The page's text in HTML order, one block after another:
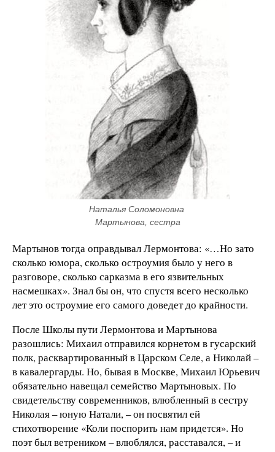
Наталья Соломоновна
Мартынова, сестра
Мартынов тогда оправдывал Лермонтова: «…Но зато
сколько юмора, сколько остроумия было у него в
разговоре, сколько сарказма в его язвительных
насмешках». Знал бы он, что спустя всего несколько
лет это остроумие его самого доведет до крайности.
После Школы пути Лермонтова и Мартынова
разошлись: Михаил отправился корнетом в гусарский
полк, расквартированный в Царском Селе, а Николай –
в кавалергарды. Но, бывая в Москве, Михаил Юрьевич
обязательно навещал семейство Мартыновых. По
свидетельству современников, влюбленный в сестру
Николая – юную Натали, – он посвятил ей
стихотворение «Коли поспорить нам придется». Но
поэт был ветреником – влюблялся, расставался, – и